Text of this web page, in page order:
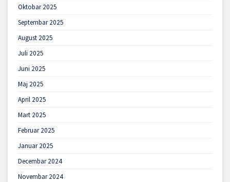
Oktobar 2025
Septembar 2025
August 2025
Juli 2025
Juni 2025
Maj 2025
April 2025
Mart 2025
Februar 2025
Januar 2025
Decembar 2024
Novembar 2024